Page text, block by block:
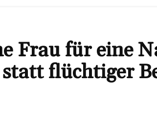
Frau für eine
flüchtiger